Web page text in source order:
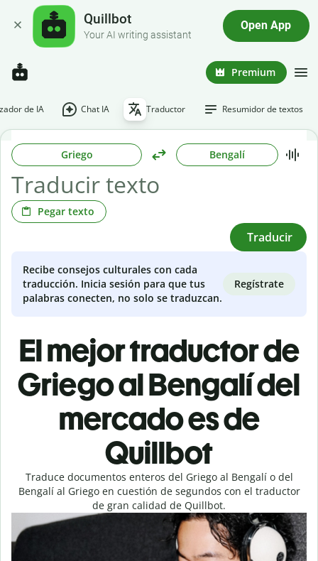
Quillbot
Your AI writing assistant
Open App
Premium
de IA Chat IA Traductor Resumidor de textos
Griego Bengalí
Pegar texto
Traducir
Recibe consejos culturales con cada
traducción. Inicia sesión para que tus
palabras conecten, no solo se traduzcan.
Regístrate
El mejor traductor de
Griego al Bengalí del
mercado es de
Quillbot
Traduce documentos enteros del Griego al Bengalí o del
Bengalí al Griego en cuestión de segundos con el traductor
de gran calidad de Quillbot.